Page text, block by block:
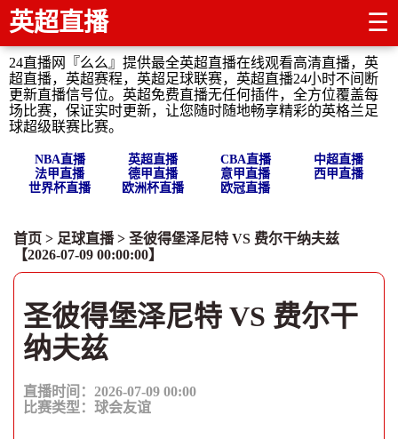
英超直播 ☰
24直播网『么么』提供最全英超直播在线观看高清直播，英
超直播，英超赛程，英超足球联赛，英超直播24小时不间断
更新直播信号位。英超免费直播无任何插件，全方位覆盖每
场比赛，保证实时更新，让您随时随地畅享精彩的英格兰足
球超级联赛比赛。
NBA直播 英超直播 CBA直播
中超直播
法甲直播
德甲直播 意甲直播
西甲直播
世界杯直播
欧洲杯直播 欧冠直播
首页 > 足球直播> 圣彼得堡泽尼特 VS 费尔干纳夫兹
【2026-07-09 00:00:00】
圣彼得堡泽尼特 VS 费尔干
纳夫兹
直播时间：2026-07-09 00:00
比赛类型： 球会友谊